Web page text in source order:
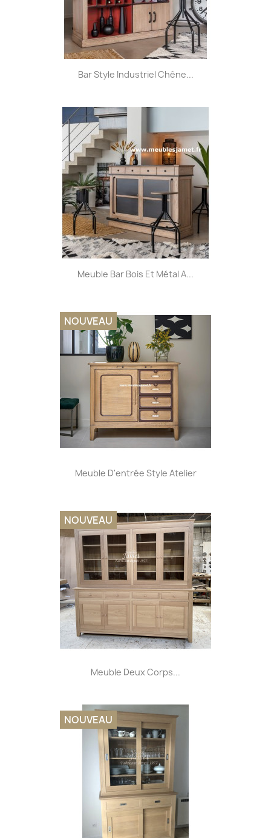
Bar Style Industriel Chêne...
Meuble Bar Bois Et Métal A...
Meuble D'entrée Style Atelier
NOUVEAU
Meuble Deux Corps...
NOUVEAU
NOUVEAU